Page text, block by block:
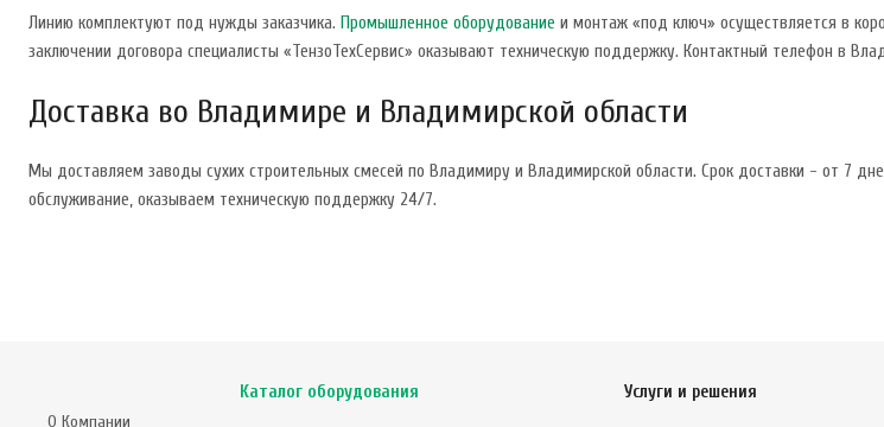
Линию комплектуют под нужды заказчика. Промышленное оборудование и монтаж «под ключ» осуществляется в
заключении договора специалисты «ТензоТехСервис» оказывают техническую поддержку. Контактный телефон в
Доставка во Владимире и Владимирской области
Мы доставляем заводы сухих строительных смесей по Владимиру и Владимирской области. Срок доставки - от 7
обслуживание, оказываем техническую поддержку 24/7.
О Компании
Каталог оборудования Услуги и решения